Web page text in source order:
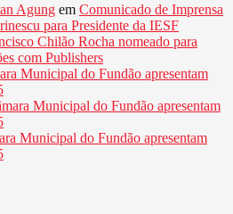
Agung em Comunicado de Imprensa
para Presidente da IESF
Chilão Rocha nomeado para
com Publishers
Municipal do Fundão apresentam
Municipal do Fundão apresentam
Municipal do Fundão apresentam